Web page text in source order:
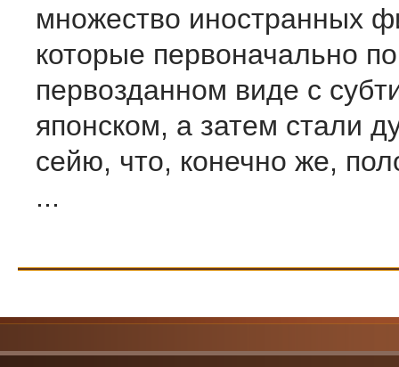
множество иностранных
которые первоначально
первозданном виде с
японском, а затем стали
сейю, что, конечно же,
...